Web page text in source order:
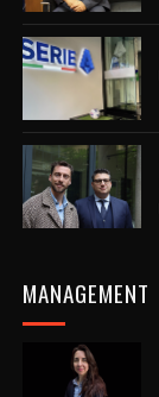
MANAGEMENT